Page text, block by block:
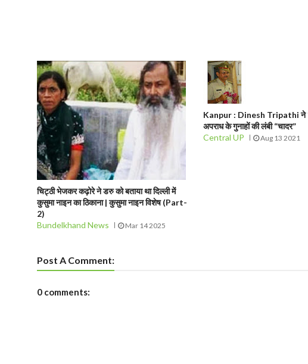
चिट्ठी भेजकर कढ़ोरे ने डरु को बताया था दिल्ली में
कुसुमा नाइन का ठिकाना | कुसुमा नाइन विशेष (Part-
2)
Bundelkhand News
Mar 14 2025
Kanpur : Dinesh Tripathi ने
अपराध के गुनाहों की लंबी “चादर”
Central UP
Aug 13 2021
Post A Comment:
0 comments: